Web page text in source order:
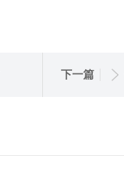
下一篇